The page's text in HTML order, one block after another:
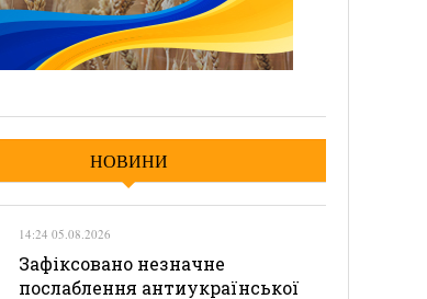
НОВИНИ
14:24 05.08.2026
Зафіксовано незначне
послаблення антиукраїнської